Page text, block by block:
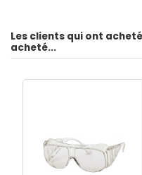
Les clients qui ont
acheté...